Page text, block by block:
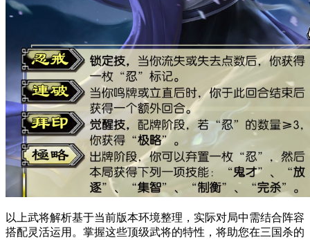
以上武将解析基于当前版本环境整理，实际对局中需结合阵容
搭配灵活运用。掌握这些顶级武将的特性，将助您在三国杀的